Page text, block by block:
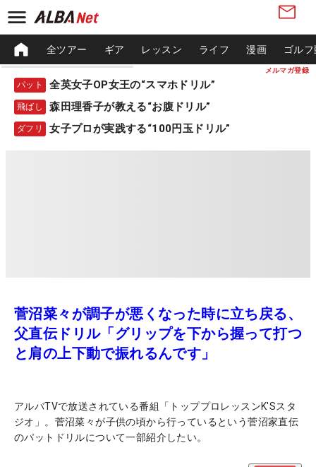
メルマガ登録
全ツアー ギア レッスン ライフ 漫画 ゴル
パット 全英女子OP女王の“スマホドリル”
飛ばし 森田理香子が教える“お腹ドリル”
ダフリ 女子プロが実践する“100円玉ドリル”
菅沼菜々が調子が悪くなった時に立ち戻る、
父直伝ドリル「グリップを下から握って打つ
と肩の上下動で振れるんです」
アルバTVで放送されている番組「トッププロレッスンK'Sスタ
ジオ」。菅沼菜々が子供の頃から行っているという菅沼家直伝
のパットドリルについて一部紹介したい。